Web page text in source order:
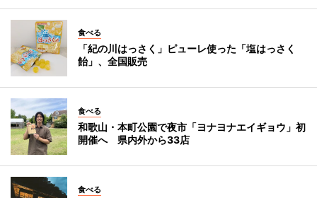
食べる
「紀の川はっさく」ピューレ使った「塩はっさく
飴」、全国販売
食べる
和歌山・本町公園で夜市「ヨナヨナエイギョウ」初
開催へ 県内外から33店
食べる